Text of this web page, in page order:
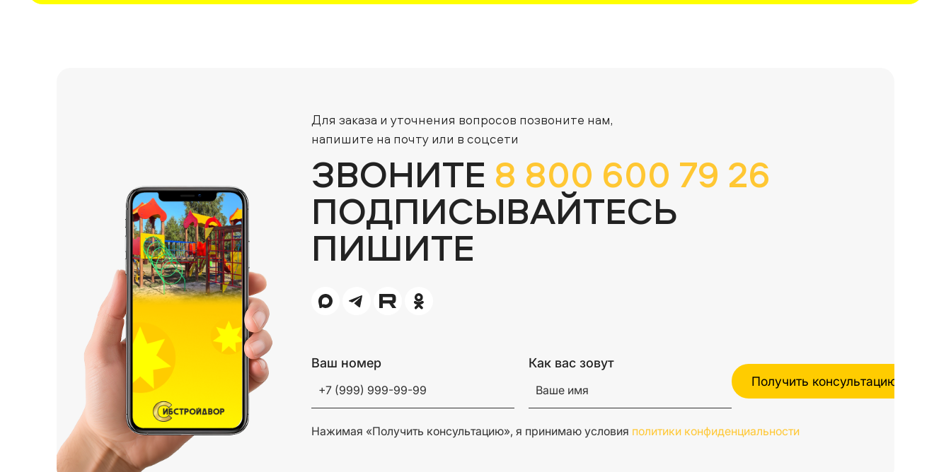
Для заказа и уточнения вопросов позвоните нам,
напишите на почту или в соцсети
ЗВОНИТЕ 8 800 600 79 26
ПОДПИСЫВАЙТЕСЬ
ПИШИТЕ
Ваш номер Как вас зовут
Нажимая «Получить консультацию», я принимаю условия политики конфиденциальности